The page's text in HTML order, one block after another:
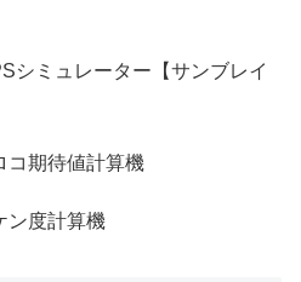
シミュレーター【サンブレイ
コ期待値計算機
ン度計算機